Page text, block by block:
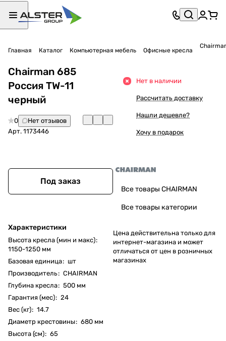
Главная Каталог Компьютерная мебель Офисные кресла
Chairman 685
Россия TW-11
черный
0
Нет отзывов
Арт. 1173446
Под заказ
Характеристики
Высота кресла (мин и макс):
1150-1250 мм
Базовая единица: шт
Производитель: CHAIRMAN
Глубина кресла: 500 мм
Гарантия (мес): 24
Вес (кг): 14.7
Диаметр крестовины: 680 мм
Высота (см): 65
Нет в наличии
Рассчитать доставку
Нашли дешевле?
Хочу в подарок
Все товары CHAIRMAN
Все товары категории
Цена действительна только для
интернет-магазина и может
отличаться от цен в розничных
магазинах